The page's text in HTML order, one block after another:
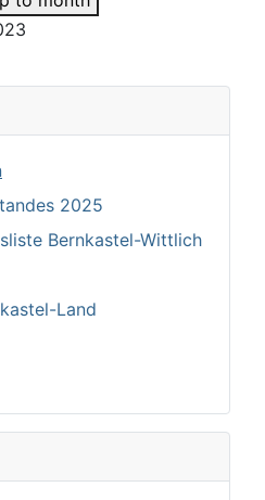
2025
Bernkastel-Wittlich
Land